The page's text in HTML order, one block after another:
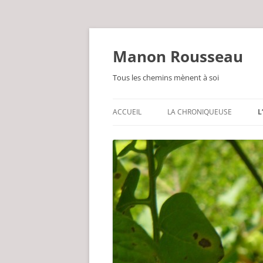
Manon Rousseau
Tous les chemins mènent à soi
ACCUEIL LA CHRONIQUEUSE
LEG DE GRAND-MÈRE
GUÉRISSEUSE PAR NATURE
UN BRIN POÈTE
INLASSABLEMENT JARDINIÈRE